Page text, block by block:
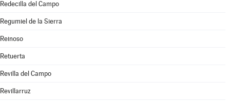
Redecilla del Campo
Regumiel de la Sierra
Reinoso
Retuerta
Revilla del Campo
Revillarruz